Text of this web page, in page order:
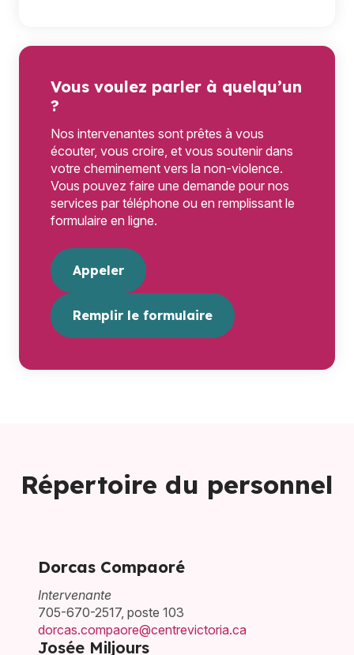
Vous voulez parler à quelqu’un
?
Nos intervenantes sont prêtes à vous
écouter, vous croire, et vous soutenir dans
votre cheminement vers la non-violence.
Vous pouvez faire une demande pour nos
services par téléphone ou en remplissant le
formulaire en ligne.
Appeler
Remplir le formulaire
Répertoire du personnel
Dorcas Compaoré
Intervenante
705-670-2517, poste 103
dorcas.compaore@centrevictoria.ca
Josée Miljours